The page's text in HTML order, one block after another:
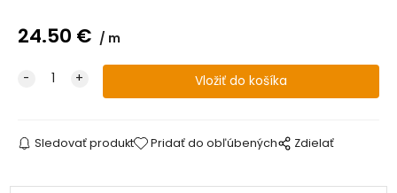
24.50 € m
Sledovať produkt Pridať do obľúbených Zdielať